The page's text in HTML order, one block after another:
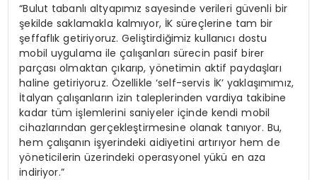
“Bulut tabanlı altyapımız sayesinde verileri güvenli bir
şekilde saklamakla kalmıyor, İK süreçlerine tam bir
şeffaflık getiriyoruz. Geliştirdiğimiz kullanıcı dostu
mobil uygulama ile çalışanları sürecin pasif birer
parçası olmaktan çıkarıp, yönetimin aktif paydaşları
haline getiriyoruz. Özellikle ‘self-servis İK’ yaklaşımımız,
İtalyan çalışanların izin taleplerinden vardiya takibine
kadar tüm işlemlerini saniyeler içinde kendi mobil
cihazlarından gerçekleştirmesine olanak tanıyor. Bu,
hem çalışanın işyerindeki aidiyetini artırıyor hem de
yöneticilerin üzerindeki operasyonel yükü en aza
indiriyor.”